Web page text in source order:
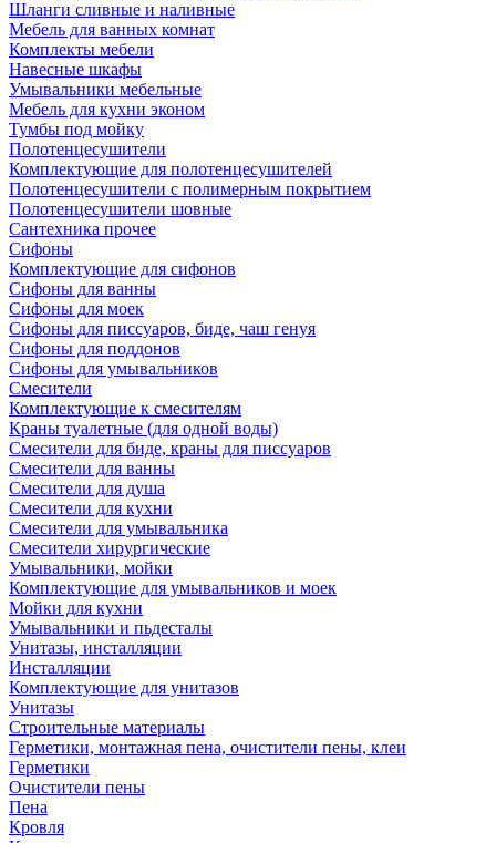
Шланги сливные и наливные
Мебель для ванных комнат
Комплекты мебели
Навесные шкафы
Умывальники мебельные
Мебель для кухни эконом
Тумбы под мойку
Полотенцесушители
Комплектующие для полотенцесушителей
Полотенцесушители с полимерным покрытием
Полотенцесушители шовные
Сантехника прочее
Сифоны
Комплектующие для сифонов
Сифоны для ванны
Сифоны для моек
Сифоны для писсуаров, биде, чаш генуя
Сифоны для поддонов
Сифоны для умывальников
Смесители
Комплектующие к смесителям
Краны туалетные (для одной воды)
Смесители для биде, краны для писсуаров
Смесители для ванны
Смесители для душа
Смесители для кухни
Смесители для умывальника
Смесители хирургические
Умывальники, мойки
Комплектующие для умывальников и моек
Мойки для кухни
Умывальники и пьдесталы
Унитазы, инсталляции
Инсталляции
Комплектующие для унитазов
Унитазы
Строительные материалы
Герметики, монтажная пена, очистители пены, клеи
Герметики
Очистители пены
Пена
Кровля